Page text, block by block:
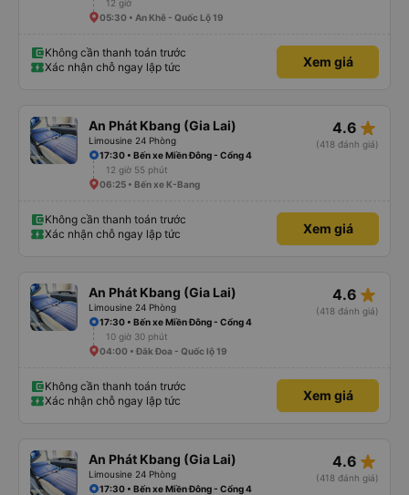
12 giờ
05:30 • An Khê - Quốc Lộ 19
Không cần thanh toán trước
Xác nhận chỗ ngay lập tức
Xem giá
An Phát Kbang (Gia Lai)
Limousine 24 Phòng
4.6 star_rate
(418 đánh giá)
17:30 • Bến xe Miền Đông - Cổng 4
12 giờ 55 phút
06:25 • Bến xe K-Bang
Không cần thanh toán trước
Xác nhận chỗ ngay lập tức
Xem giá
An Phát Kbang (Gia Lai)
Limousine 24 Phòng
4.6 star_rate
(418 đánh giá)
17:30 • Bến xe Miền Đông - Cổng 4
10 giờ 30 phút
04:00 • Đăk Đoa - Quốc lộ 19
Không cần thanh toán trước
Xác nhận chỗ ngay lập tức
Xem giá
An Phát Kbang (Gia Lai)
Limousine 24 Phòng
4.6 star_rate
(418 đánh giá)
17:30 • Bến xe Miền Đông - Cổng 4